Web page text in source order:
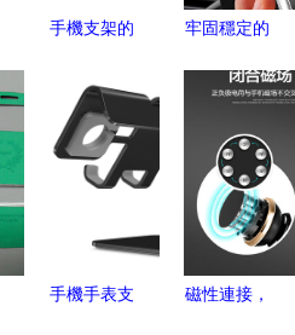
手機支架的
從亞馬遜產
品攝影到
3D建模渲
工
牢固穩定的
茲車載手機
支架使用體
驗點評
手機手表支
磁性連接，